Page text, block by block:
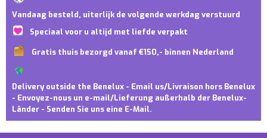
Vandaag besteld, uiterlijk de volgende werkdag verstuurd
Speciaal voor u altijd met liefde verpakt
Gratis thuis bezorgd vanaf €150,- binnen Nederland
Delivery outside the Benelux - Email us/Livraison hors Benelux
- Envoyez-nous un e-mail/Lieferung außerhalb der Benelux-
Länder - Senden Sie uns eine E-Mail.